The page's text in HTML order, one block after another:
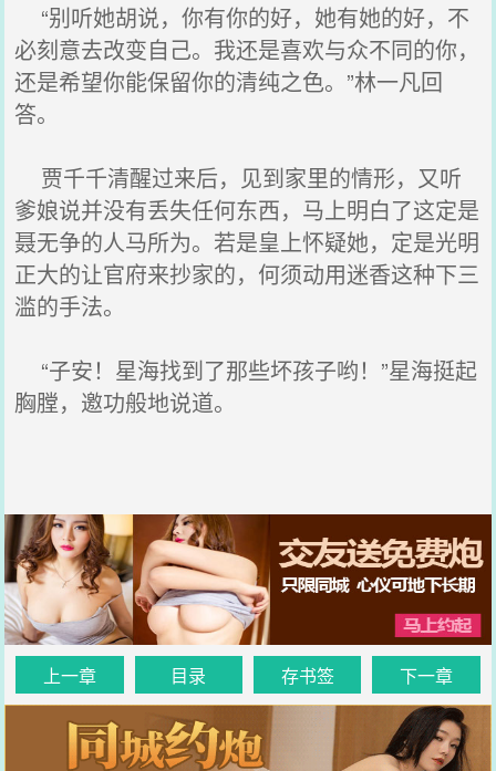
“别听她胡说，你有你的好，她有她的好，不
必刻意去改变自己。我还是喜欢与众不同的你，
还是希望你能保留你的清纯之色。”林一凡回
答。
贾千千清醒过来后，见到家里的情形，又听
爹娘说并没有丢失任何东西，马上明白了这定是
聂无争的人马所为。若是皇上怀疑她，定是光明
正大的让官府来抄家的，何须动用迷香这种下三
滥的手法。
“子安！星海找到了那些坏孩子哟！”星海挺起
胸膛，邀功般地说道。
上一章 目录 存书签 下一章